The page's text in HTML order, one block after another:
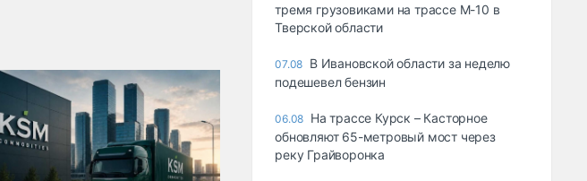
тремя грузовиками на трассе М-10 в
Тверской области
07.08 В Ивановской области за неделю
подешевел бензин
06.08 На трассе Курск – Касторное
обновляют 65-метровый мост через
реку Грайворонка